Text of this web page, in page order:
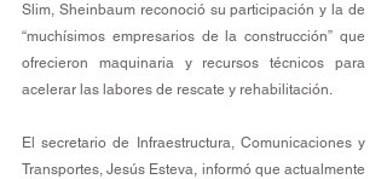
Slim, Sheinbaum reconoció su participación y la de
“muchísimos empresarios de la construcción” que
ofrecieron maquinaria y recursos técnicos para
acelerar las labores de rescate y rehabilitación.
El secretario de Infraestructura, Comunicaciones y
Transportes, Jesús Esteva, informó que actualmente